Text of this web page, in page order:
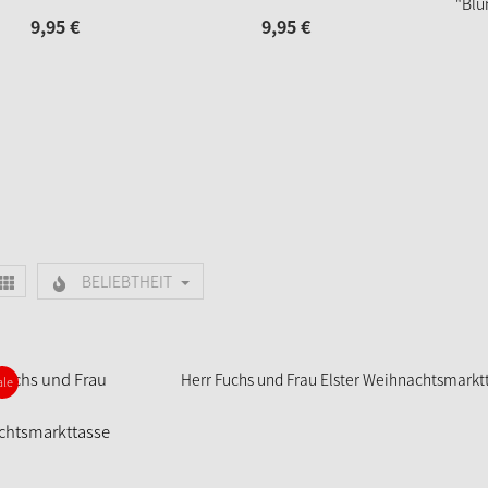
9,95€ 9,95€
BELIEBTHEIT
Herr Fuchs und Frau Elster